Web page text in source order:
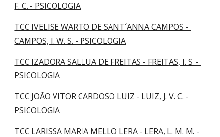
F. C. - PSICOLOGIA
TCC IVELISE WARTO DE SANT´ANNA CAMPOS -
CAMPOS, I. W. S. - PSICOLOGIA
TCC IZADORA SALLUA DE FREITAS - FREITAS, I. S. -
PSICOLOGIA
TCC JOÃO VITOR CARDOSO LUIZ - LUIZ, J. V. C. -
PSICOLOGIA
TCC LARISSA MARIA MELLO LERA - LERA, L. M. M. -